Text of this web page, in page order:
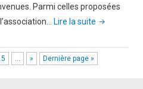
Parmi celles proposées
Lire la suite "Lutte
tabac :
les
5 … » Dernière page »